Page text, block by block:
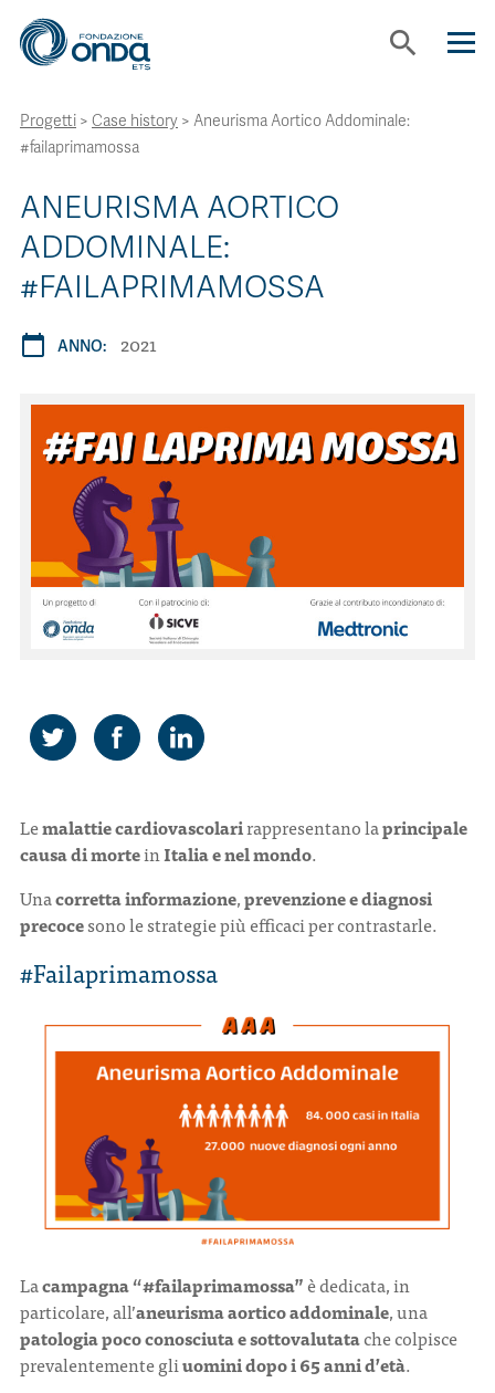
search
CHI SIAMO
CON CHI LAVORIAMO
STRUMENTI
PROGETTI
CONTATTI
Progetti > Case history > Aneurisma Aortico Addominale:
#failaprimamossa
ANEURISMA AORTICO
ADDOMINALE:
#FAILAPRIMAMOSSA
calendar_today ANNO: 2021
Lemalattie cardiovascolarirappresentano laprincipale
causa di morteinItalia e nel mondo.
Unacorretta informazione,prevenzione e diagnosi
precocesono le strategie più efficaci per contrastarle.
#Failaprimamossa
Lacampagna “#failaprimamossa”è dedicata, in
particolare, all’aneurisma aortico addominale, una
patologia poco conosciuta e sottovalutatache colpisce
prevalentemente gliuomini dopo i 65 anni d’età.